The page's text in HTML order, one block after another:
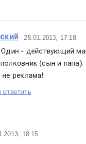
25.01.2013, 17:18
- действующий
(сын и
реклама!
18:15